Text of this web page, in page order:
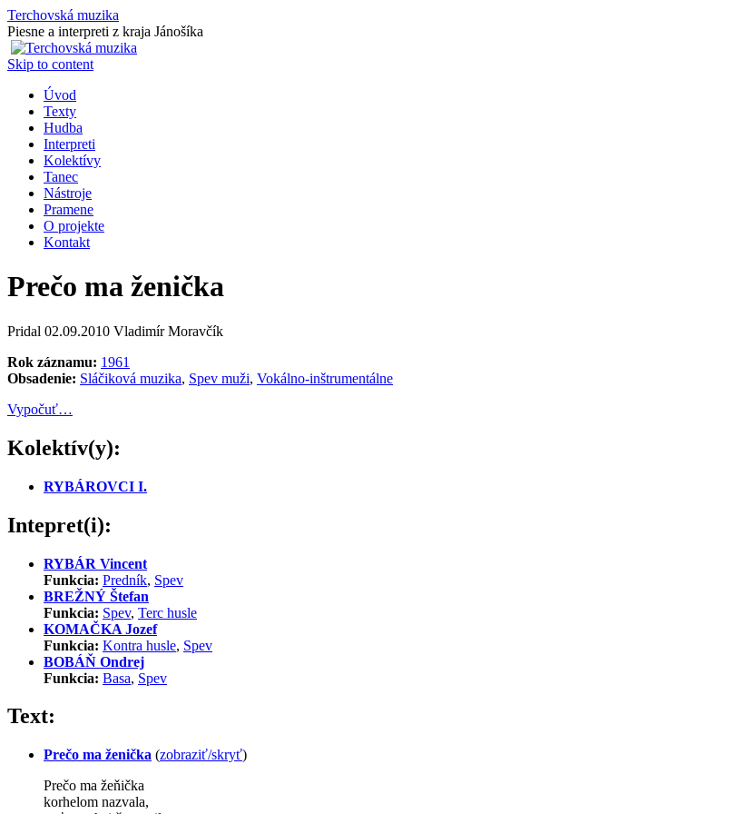
Terchovská muzika
Piesne a interpreti z kraja Jánošíka
Skip to content
Úvod
Texty
Hudba
Interpreti
Kolektívy
Tanec
Nástroje
Pramene
O projekte
Kontakt
Prečo ma ženička
Pridal 02.09.2010 Vladimír Moravčík
Rok záznamu: 1961
Obsadenie: Sláčiková muzika, Spev muži, Vokálno-inštrumentálne
Vypočuť…
Kolektív(y):
RYBÁROVCI I.
Intepret(i):
RYBÁR Vincent
Funkcia: Predník, Spev
BREŽNÝ Štefan
Funkcia: Spev, Terc husle
KOMAČKA Jozef
Funkcia: Kontra husle, Spev
BOBÁŇ Ondrej
Funkcia: Basa, Spev
Text:
Prečo ma ženička (zobraziť/skryť)
Prečo ma žeňička
korhelom nazvala,